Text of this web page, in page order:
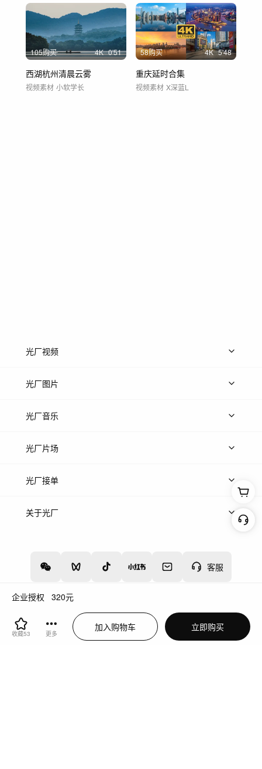
企业授权 320元
收藏53 更多
加入购物车 立即购买
105购买 4K 0'51
西湖杭州清晨云雾
视频素材 小软学长
58购买 4K 5'48
重庆延时合集
视频素材 X深蓝L
客服
光厂视频
上传视频
光厂图片
上传图片
光厂音乐
热门音乐
光厂片场
上传案例
光厂接单
上架服务
关于光厂
增值电信业务经营许可证：川B2-20160192
蜀ICP备12020238号-4
川公网安备51019002000262
违法和不良信息举报中心